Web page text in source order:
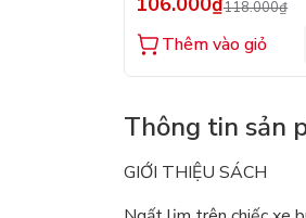
118.000₫
Thêm vào giỏ
Thông tin sản
GIỚI THIỆU SÁCH